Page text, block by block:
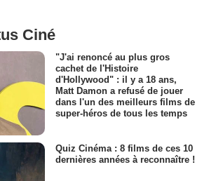
Ciné
"J'ai renoncé au plus gros
cachet de l'Histoire
d'Hollywood" : il y a 18 ans,
Matt Damon a refusé de jouer
dans l'un des meilleurs films de
super-héros de tous les temps
Quiz Cinéma : 8 films de ces 10
dernières années à reconnaître !